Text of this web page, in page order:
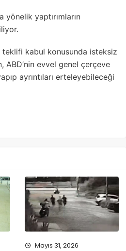
yönelik yaptırımların
teklifi kabul konusunda isteksiz
evvel genel çerçeve
ayrıntıları erteleyebileceği
Mayıs 31, 2026